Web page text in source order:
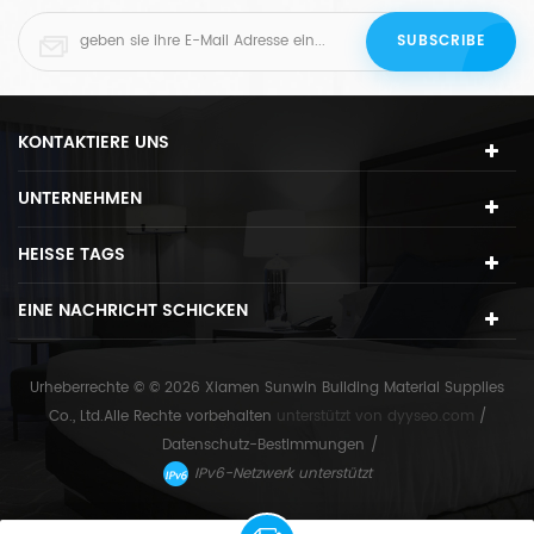
KONTAKTIERE UNS
UNTERNEHMEN
HEISSE TAGS
EINE NACHRICHT SCHICKEN
Urheberrechte © © 2026 Xiamen Sunwin Building Material Supplies
Co., Ltd.Alle Rechte vorbehalten unterstützt von dyyseo.com /
Datenschutz-Bestimmungen /
IPv6-Netzwerk unterstützt